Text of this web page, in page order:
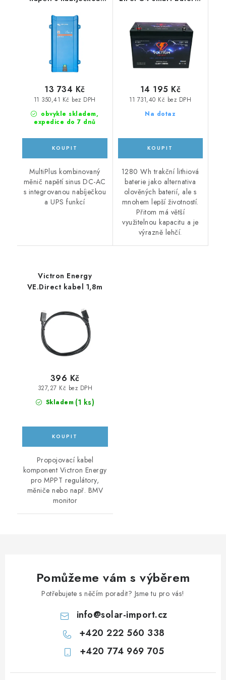
16, 12V
obvykle skladem,
expedice do 7 dnů
11 350,41 Kč bez DPH
13 734 Kč
MultiPlus kombinovaný
měnič napětí sinus DC-AC
s integrovanou nabíječkou
a UPS funkcí
100Ah
Na dotaz
11 731,40 Kč bez DPH
14 195 Kč
1280 Wh trakční lithiová
baterie jako alternativa
olověných baterií, ale s
mnohem lepší životností.
Přitom má větší
využitelnou kapacitu a je
výrazně lehčí.
Victron Energy
VE.Direct kabel 1,8m
Skladem (1 ks)
327,27 Kč bez DPH
396 Kč
Propojovací kabel
komponent Victron Energy
pro MPPT regulátory,
měniče nebo např. BMV
monitor
Pomůžeme vám s výběrem
Potřebujete s něčím poradit? Jsme tu pro vás!
info@solar-import.cz
+420 222 560 338
+420 774 969 705